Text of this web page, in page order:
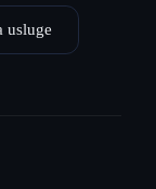
usluge